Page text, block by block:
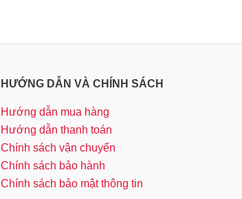
HƯỚNG DẪN VÀ CHÍNH SÁCH
Hướng dẫn mua hàng
Hướng dẫn thanh toán
Chính sách vận chuyển
Chính sách bảo hành
Chính sách bảo mật thông tin